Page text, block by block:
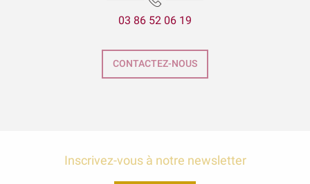
03 86 52 06 19
CONTACTEZ-NOUS
Inscrivez-vous à notre newsletter